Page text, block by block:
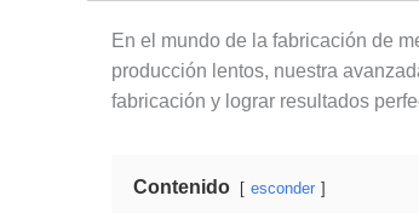
En el mundo de la fabricación de
producción lentos, nuestra
fabricación y lograr resultados
Contenido esconder